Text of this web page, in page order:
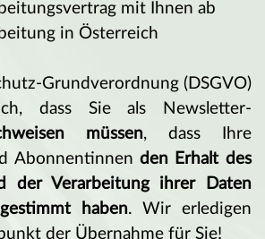
mit Ihnen ab
in Österreich
Grundverordnung (DSGVO)
dass Sie als Newsletter-
müssen, dass Ihre
Abonnentinnenden Erhalt des
der Verarbeitung ihrer Daten
haben. Wir erledigen
der Übernahme für Sie!